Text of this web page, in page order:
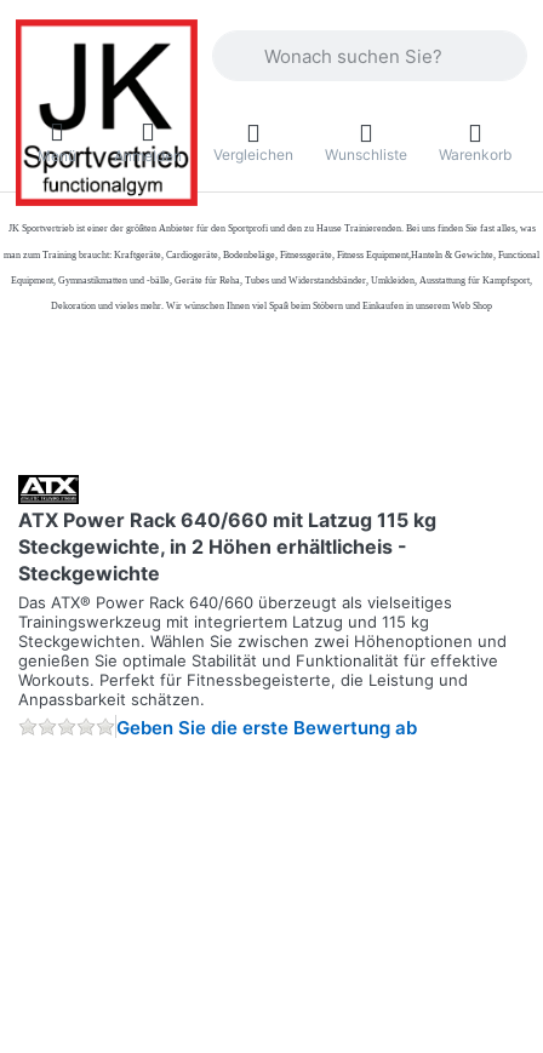
Menü Anmelden Vergleichen Wunschliste Warenkorb
JK Sportvertrieb ist einer der größten Anbieter für den Sportprofi und den zu Hause Trainierenden. Bei uns finden Sie fast alles, was
man zum Training braucht: Kraftgeräte, Cardiogeräte, Bodenbeläge, Fitnessgeräte, Fitness Equipment,Hanteln & Gewichte, Functional
Equipment, Gymnastikmatten und -bälle, Geräte für Reha, Tubes und Widerstandsbänder, Umkleiden, Ausstattung für Kampfsport,
Dekoration und vieles mehr. Wir wünschen Ihnen viel Spaß beim Stöbern und Einkaufen in unserem Web Shop
ATX Power Rack 640/660 mit Latzug 115 kg
Steckgewichte, in 2 Höhen erhältlicheis -
Steckgewichte
Das ATX® Power Rack 640/660 überzeugt als vielseitiges
Trainingswerkzeug mit integriertem Latzug und 115 kg
Steckgewichten. Wählen Sie zwischen zwei Höhenoptionen und
genießen Sie optimale Stabilität und Funktionalität für effektive
Workouts. Perfekt für Fitnessbegeisterte, die Leistung und
Anpassbarkeit schätzen.
Geben Sie die erste Bewertung ab